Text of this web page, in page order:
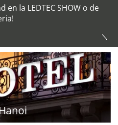
la LEDTEC SHOW o de